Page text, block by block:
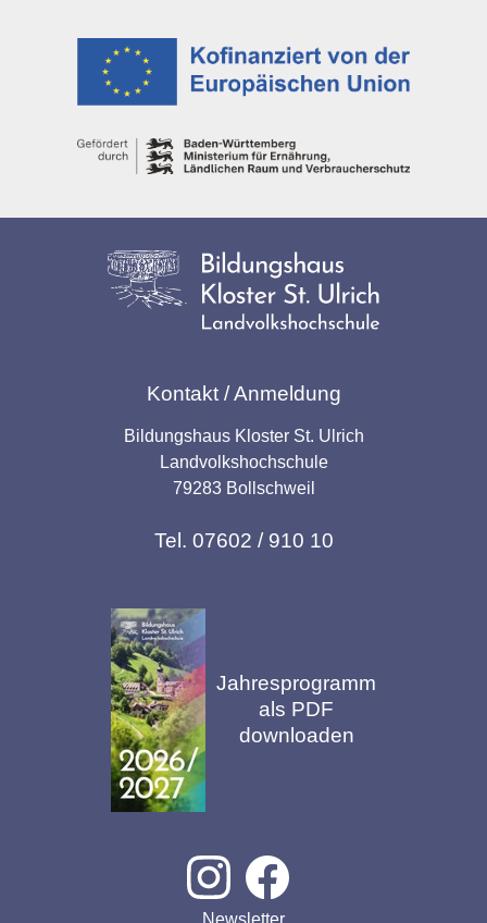
Kontakt / Anmeldung
Bildungshaus Kloster St. Ulrich
Landvolkshochschule
79283 Bollschweil
Tel. 07602 / 910 10
Jahresprogramm
als PDF
downloaden
Newsletter